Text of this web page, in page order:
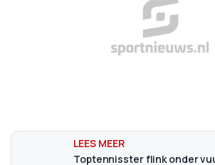
Toptennisster flink onder